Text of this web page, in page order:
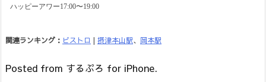
関連ランキング： ビストロ | 摂津本山駅、 岡本駅
Posted from するぷろ for iPhone.